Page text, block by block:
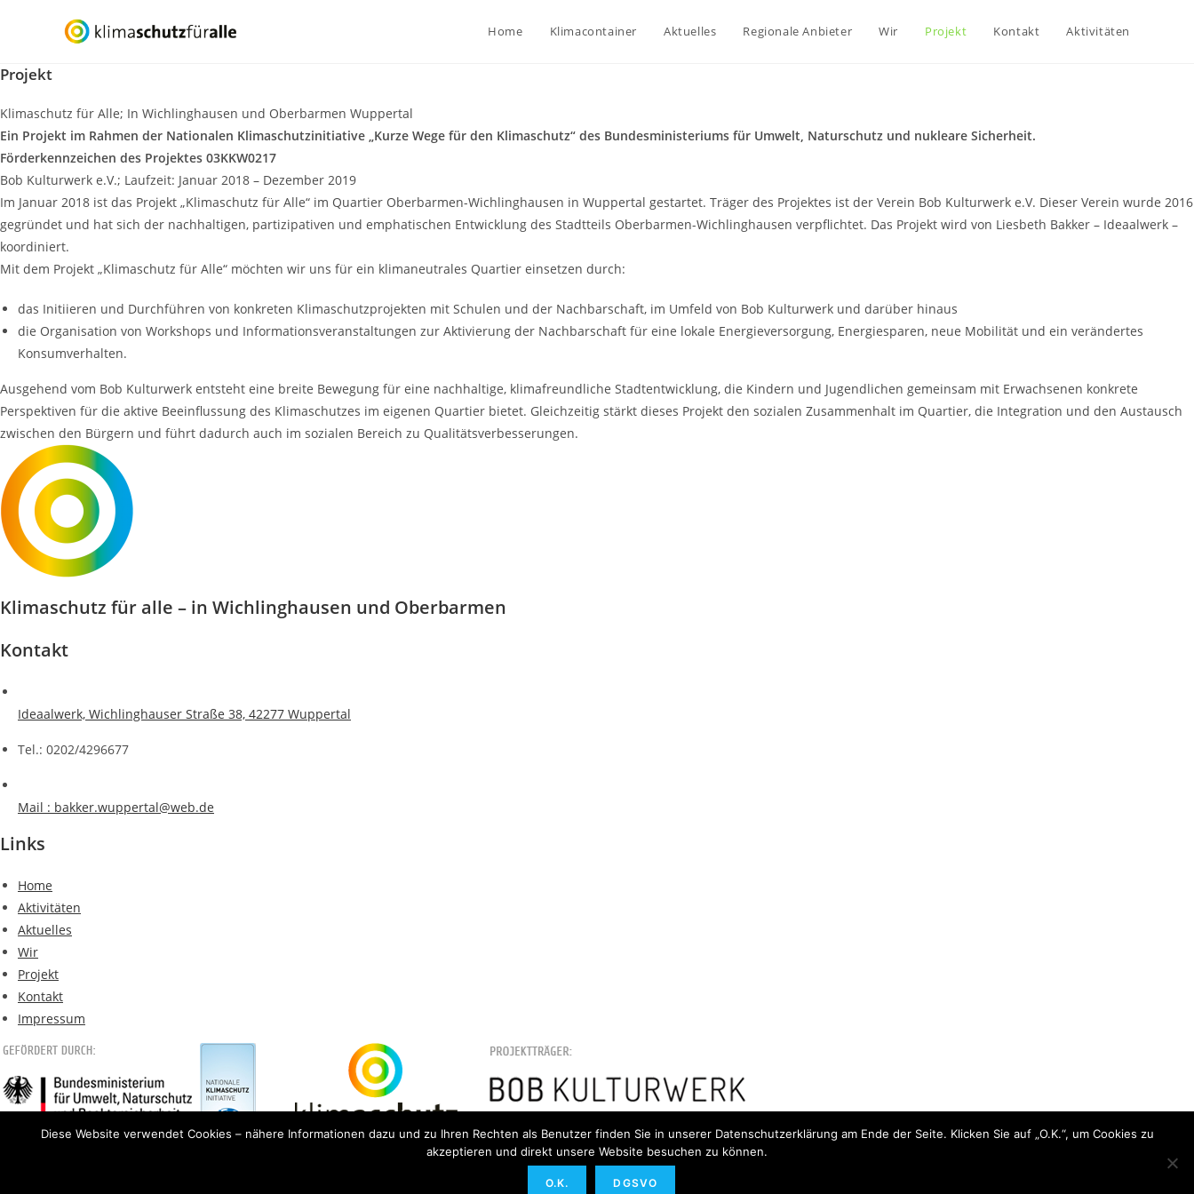
Home Klimacontainer Aktuelles Regionale Anbieter Wir Projekt Kontakt Aktivitäten
Projekt
Klimaschutz für Alle; In Wichlinghausen und Oberbarmen Wuppertal
Ein Projekt im Rahmen der Nationalen Klimaschutzinitiative „Kurze Wege für den Klimaschutz“ des Bundesministeriums für Umwelt, Naturschutz und nukleare Sicherheit.
Förderkennzeichen des Projektes 03KKW0217
Bob Kulturwerk e.V.; Laufzeit: Januar 2018 – Dezember 2019
Im Januar 2018 ist das Projekt „Klimaschutz für Alle“ im Quartier Oberbarmen-Wichlinghausen in Wuppertal gestartet. Träger des Projektes ist der Verein Bob Kulturwerk e.V. Dieser Verein wurde 2016
gegründet und hat sich der nachhaltigen, partizipativen und emphatischen Entwicklung des Stadtteils Oberbarmen-Wichlinghausen verpflichtet. Das Projekt wird von Liesbeth Bakker – Ideaalwerk –
koordiniert.
Mit dem Projekt „Klimaschutz für Alle“ möchten wir uns für ein klimaneutrales Quartier einsetzen durch:
das Initiieren und Durchführen von konkreten Klimaschutzprojekten mit Schulen und der Nachbarschaft, im Umfeld von Bob Kulturwerk und darüber hinaus
die Organisation von Workshops und Informationsveranstaltungen zur Aktivierung der Nachbarschaft für eine lokale Energieversorgung, Energiesparen, neue Mobilität und ein verändertes
Konsumverhalten.
Ausgehend vom Bob Kulturwerk entsteht eine breite Bewegung für eine nachhaltige, klimafreundliche Stadtentwicklung, die Kindern und Jugendlichen gemeinsam mit Erwachsenen konkrete
Perspektiven für die aktive Beeinflussung des Klimaschutzes im eigenen Quartier bietet. Gleichzeitig stärkt dieses Projekt den sozialen Zusammenhalt im Quartier, die Integration und den Austausch
zwischen den Bürgern und führt dadurch auch im sozialen Bereich zu Qualitätsverbesserungen.
Klimaschutz für alle – in Wichlinghausen und Oberbarmen
Kontakt
Ideaalwerk, Wichlinghauser Straße 38, 42277 Wuppertal​
Tel.: 0202/4296677
Mail : bakker.wuppertal@web.de​
Links
Home
Aktivitäten
Aktuelles
Wir
Projekt
Kontakt
Impressum
Diese Website verwendet Cookies – nähere Informationen dazu und zu Ihren Rechten als Benutzer finden Sie in unserer Datenschutzerklärung am Ende der Seite. Klicken Sie auf „O.K.“, um Cookies zu
akzeptieren und direkt unsere Website besuchen zu können.
O.K. DGSVO